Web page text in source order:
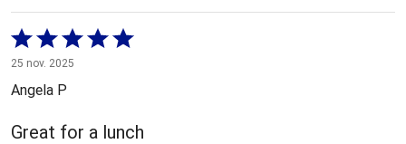
Coté
5 sur
5
25 nov. 2025
Angela P
Great for a lunch